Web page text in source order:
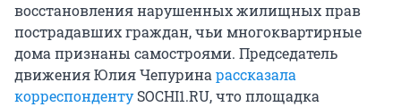
восстановления нарушенных жилищных прав
пострадавших граждан, чьи многоквартирные
дома признаны самостроями. Председатель
движения Юлия Чепурина рассказала
корреспондентуSOCHI1.RU, что площадка